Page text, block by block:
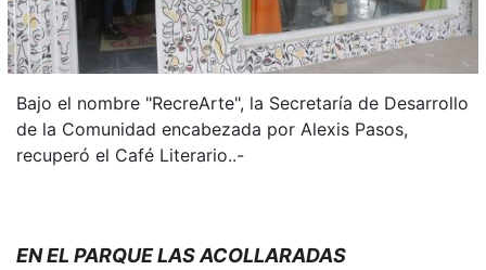
Bajo el nombre "RecreArte", la Secretaría de Desarrollo
de la Comunidad encabezada por Alexis Pasos,
recuperó el Café Literario..-
EN EL PARQUE LAS ACOLLARADAS